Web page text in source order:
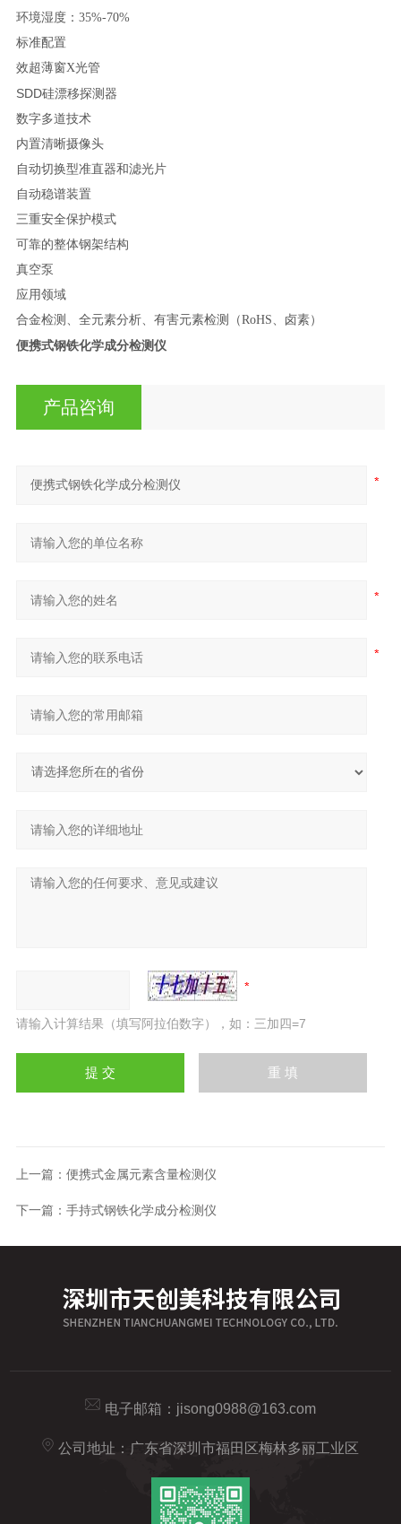
环境湿度：35%-70%
标准配置
效超薄窗X光管
SDD硅漂移探测器
数字多道技术
内置清晰摄像头
自动切换型准直器和滤光片
自动稳谱装置
三重安全保护模式
可靠的整体钢架结构
真空泵
应用领域
合金检测、全元素分析、有害元素检测（RoHS、卤素）
便携式钢铁化学成分检测仪
产品咨询
请输入计算结果（填写阿拉伯数字），如：三加四=7
上一篇： 便携式金属元素含量检测仪
下一篇： 手持式钢铁化学成分检测仪
电子邮箱： jisong0988@163.com
公司地址：广东省深圳市福田区梅林多丽工业区